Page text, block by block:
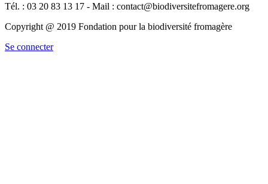
Tél. : 03 20 83 13 17 - Mail : contact@biodiversitefromagere.org
Copyright @ 2019 Fondation pour la biodiversité fromagère
Se connecter